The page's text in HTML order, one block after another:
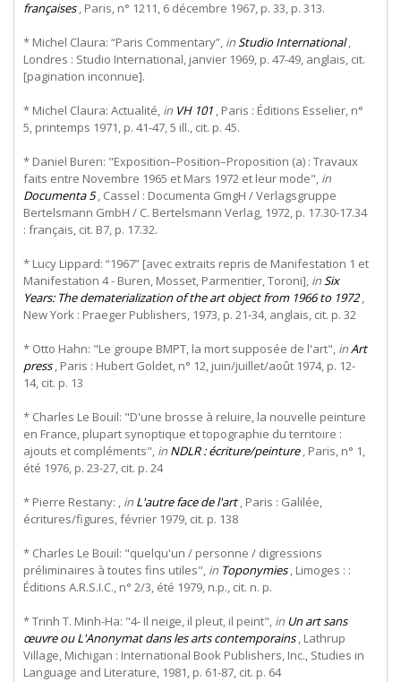
françaises, Paris, n° 1211, 6 décembre 1967, p. 33, p. 313.
* Michel Claura: “Paris Commentary”, inStudio International,
Londres : Studio International, janvier 1969, p. 47-49, anglais, cit.
[pagination inconnue].
* Michel Claura: Actualité, in VH 101 , Paris : Éditions Esselier, n°
5, printemps 1971, p. 41-47, 5 ill., cit. p. 45.
* Daniel Buren: "Exposition–Position–Proposition (a) : Travaux
faits entre Novembre 1965 et Mars 1972 et leur mode", in
Documenta 5, Cassel : Documenta GmgH / Verlagsgruppe
Bertelsmann GmbH / C. Bertelsmann Verlag, 1972, p. 17.30-17.34
: français, cit. B7, p. 17.32.
* Lucy Lippard: “1967” [avec extraits repris de Manifestation 1 et
Manifestation 4 - Buren, Mosset, Parmentier, Toroni], inSix
Years: The dematerialization of the art object from 1966 to 1972,
New York : Praeger Publishers, 1973, p. 21-34, anglais, cit. p. 32
* Otto Hahn: "Le groupe BMPT, la mort supposée de l'art", inArt
press, Paris : Hubert Goldet, n° 12, juin/juillet/août 1974, p. 12-
14, cit. p. 13
* Charles Le Bouil: "D'une brosse à reluire, la nouvelle peinture
en France, plupart synoptique et topographie du territoire :
ajouts et compléments", in NDLR : écriture/peinture, Paris, n° 1,
été 1976, p. 23-27, cit. p. 24
* Pierre Restany: , in L'autre face de l'art, Paris : Galilée,
écritures/figures, février 1979, cit. p. 138
* Charles Le Bouil: "quelqu'un / personne / digressions
préliminaires à toutes fins utiles", in Toponymies, Limoges : :
Éditions A.R.S.I.C., n° 2/3, été 1979, n.p., cit. n. p.
* Trinh T. Minh-Ha: "4- Il neige, il pleut, il peint", in Un art sans
œuvre ou L'Anonymat dans les arts contemporains, Lathrup
Village, Michigan : International Book Publishers, Inc., Studies in
Language and Literature, 1981, p. 61-87, cit. p. 64